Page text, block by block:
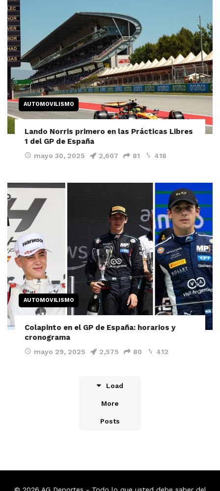
AUTOMOVILISMO
Lando Norris primero en las Prácticas Libres
1 del GP de España
mayo 30, 2025 2,607 81 418
AUTOMOVILISMO
Colapinto en el GP de España: horarios y
cronograma
mayo 29, 2025 2,575 80 412
Load
More
Posts
© 2026 AG Deportes - Todo lo que usted debe saber del